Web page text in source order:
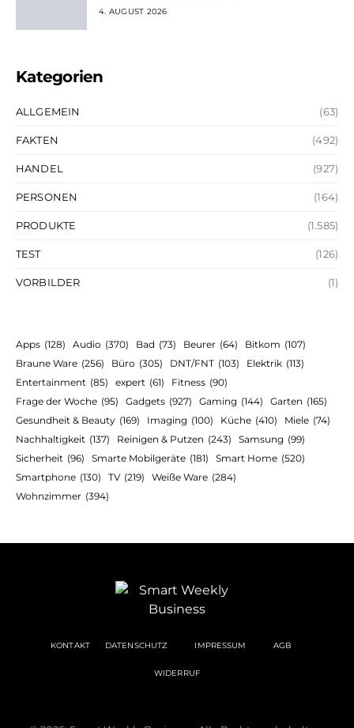
4. AUGUST 2026
Kategorien
ALLGEMEIN (63)
FAKTEN (492)
HANDEL (927)
PERSONEN (164)
PRODUKTE (1.585)
TEST (126)
VORBILDER (1)
Apps (128) Audio (370) Bad (73) Beurer (64) Bitkom (107)
Braune Ware (256) Büro (305) DNT/FNT (103) Elektrik (113)
Entertainment (85) expert (61) Fitness (90)
Frage der Woche (95) Gadgets (927) Gaming (144) Garten (165)
Gesundheit & Beauty (169) Imaging (100) Küche (410) Miele (74)
Nachhaltigkeit (137) Reinigen & Putzen (243) Samsung (99)
Sicherheit (96) Smarte Mobilgeräte (181) Smart Home (520)
Smartphone (130) TV (219) Weiße Ware (284)
Wohnzimmer (394)
KONTAKT DATENSCHUTZ IMPRESSUM AGB
WIDERRUF